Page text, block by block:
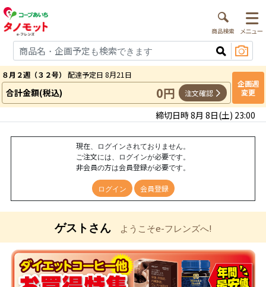
８月２週（３２号） 配達予定日 8月21日
合計金額(税込) 0円 注文確認
企画週
変更
締切日時 8月 8日(土) 23:00
現在、ログインされておりません。
ご注文には、ログインが必要です。
非会員の方は会員登録が必要です。
ログイン 会員登録
ゲストさんようこそe-フレンズへ!